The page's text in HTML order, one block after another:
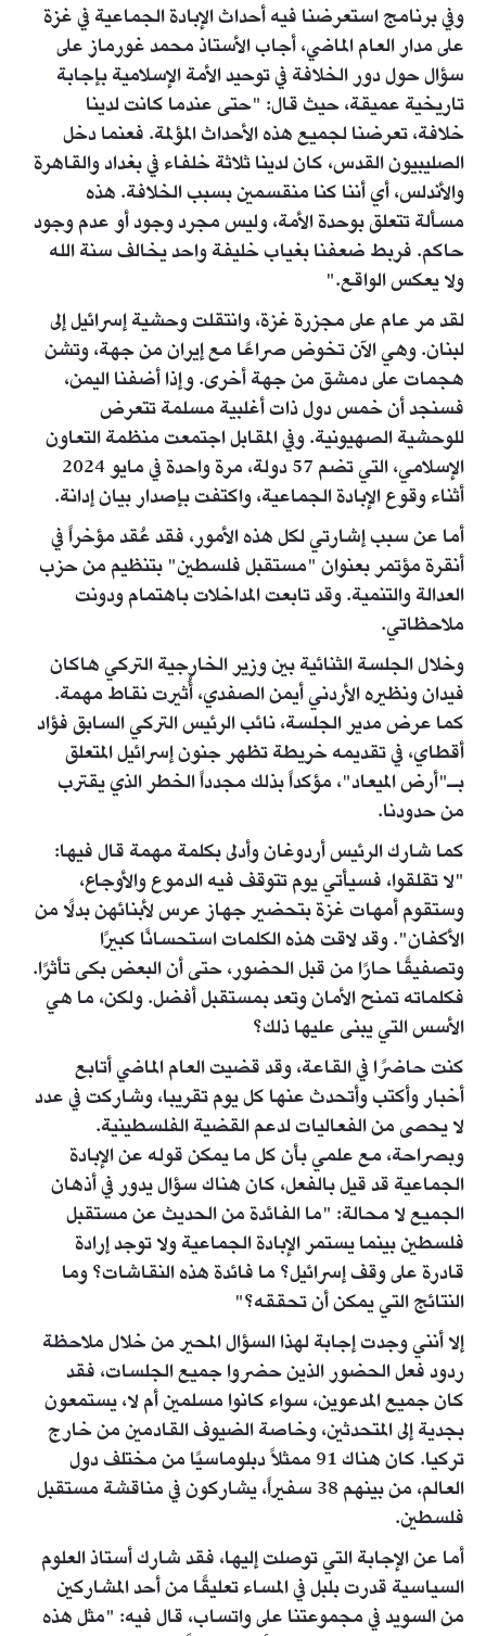
وفي برنامج استعرضنا فيه أحداث الإبادة الجماعية في غزة
على مدار العام الماضي، أجاب الأستاذ محمد غورماز على
سؤال حول دور الخلافة في توحيد الأمة الإسلامية بإجابة
تاريخية عميقة، حيث قال: "حتى عندما كانت لدينا
خلافة، تعرضنا لجميع هذه الأحداث المؤلمة. فعنما دخل
الصليبيون القدس، كان لدينا ثلاثة خلفاء في بغداد والقاهرة
والأندلس، أي أننا كنا منقسمين بسبب الخلافة. هذه
مسألة تتعلق بوحدة الأمة، وليس مجرد وجود أو عدم وجود
حاكم. فربط ضعفنا بغياب خليفة واحد يخالف سنة الله
ولا يعكس الواقع."
لقد مر عام على مجزرة غزة، وانتقلت وحشية إسرائيل إلى
لبنان. وهي الآن تخوض صراعًا مع إيران من جهة، وتشن
هجمات على دمشق من جهة أخرى. وإذا أضفنا اليمن،
فسنجد أن خمس دول ذات أغلبية مسلمة تتعرض
للوحشية الصهيونية. وفي المقابل اجتمعت منظمة التعاون
الإسلامي، التي تضم 57 دولة، مرة واحدة في مايو 2024
أثناء وقوع الإبادة الجماعية، واكتفت بإصدار بيان إدانة.
أما عن سبب إشارتي لكل هذه الأمور، فقد عُقد مؤخراً في
أنقرة مؤتمر بعنوان "مستقبل فلسطين" بتنظيم من حزب
العدالة والتنمية. وقد تابعت المداخلات باهتمام ودونت
ملاحظاتي.
وخلال الجلسة الثنائية بين وزير الخارجية التركي هاكان
فيدان ونظيره الأردني أيمن الصفدي، أُثيرت نقاط مهمة.
كما عرض مدير الجلسة، نائب الرئيس التركي السابق فؤاد
أقطاي، في تقديمه خريطة تظهر جنون إسرائيل المتعلق
بـ"أرض الميعاد"، مؤكداً بذلك مجدداً الخطر الذي يقترب
من حدودنا.
كما شارك الرئيس أردوغان وأدلى بكلمة مهمة قال فيها:
"لا تقلقوا، فسيأتي يوم تتوقف فيه الدموع والأوجاع،
وستقوم أمهات غزة بتحضير جهاز عرس لأبنائهن بدلًا من
الأكفان". وقد لاقت هذه الكلمات استحسانًا كبيرًا
وتصفيقًا حارًا من قبل الحضور، حتى أن البعض بكى تأثرًا.
فكلماته تمنح الأمان وتعد بمستقبل أفضل. ولكن، ما هي
الأسس التي يبنى عليها ذلك؟
كنت حاضرًا في القاعة، وقد قضيت العام الماضي أتابع
أخبار وأكتب وأتحدث عنها كل يوم تقريبا، وشاركت في عدد
لا يحصى من الفعاليات لدعم القضية الفلسطينية.
وبصراحة، مع علمي بأن كل ما يمكن قوله عن الإبادة
الجماعية قد قيل بالفعل، كان هناك سؤال يدور في أذهان
الجميع لا محالة: "ما الفائدة من الحديث عن مستقبل
فلسطين بينما يستمر الإبادة الجماعية ولا توجد إرادة
قادرة على وقف إسرائيل؟ ما فائدة هذه النقاشات؟ وما
النتائج التي يمكن أن تحققه؟"
إلا أنني وجدت إجابة لهذا السؤال المحير من خلال ملاحظة
ردود فعل الحضور الذين حضروا جميع الجلسات، فقد
كان جميع المدعوين، سواء كانوا مسلمين أم لا، يستمعون
بجدية إلى المتحدثين، وخاصة الضيوف القادمين من خارج
تركيا. كان هناك 91 ممثلاً دبلوماسيًا من مختلف دول
العالم، من بينهم 38 سفيراً، يشاركون في مناقشة مستقبل
فلسطين.
أما عن الإجابة التي توصلت إليها، فقد شارك أستاذ العلوم
السياسية قدرت بلبل في المساء تعليقًا من أحد المشاركين
من السويد في مجموعتنا على واتساب، قال فيه: "مثل هذه